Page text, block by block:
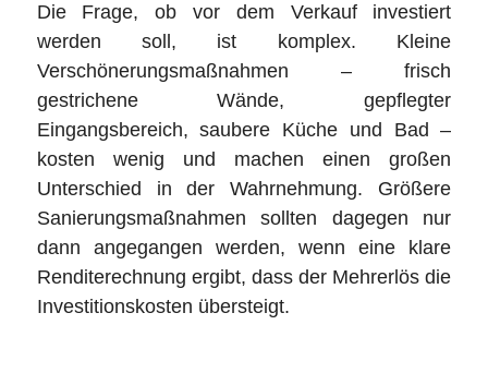
Die Frage, ob vor dem Verkauf investiert
werden soll, ist komplex. Kleine
Verschönerungsmaßnahmen – frisch
gestrichene Wände, gepflegter
Eingangsbereich, saubere Küche und Bad –
kosten wenig und machen einen großen
Unterschied in der Wahrnehmung. Größere
Sanierungsmaßnahmen sollten dagegen nur
dann angegangen werden, wenn eine klare
Renditerechnung ergibt, dass der Mehrerlös die
Investitionskosten übersteigt.